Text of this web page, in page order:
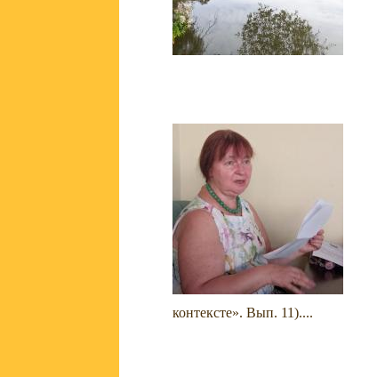
контексте». Вып. 11)....